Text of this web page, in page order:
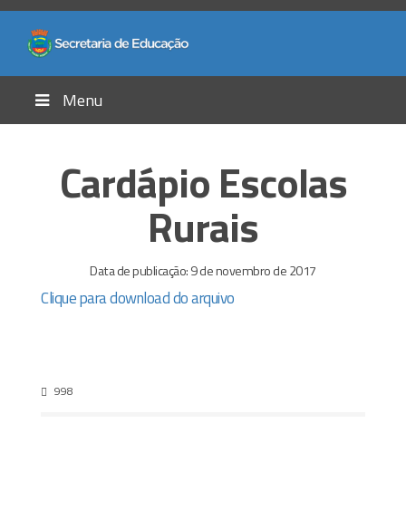
Menu
Cardápio Escolas
Rurais
Data de publicação: 9 de novembro de 2017
Clique para download do arquivo
998